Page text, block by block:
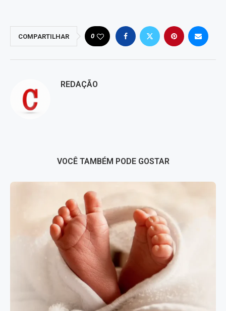
COMPARTILHAR 0
REDAÇÃO
VOCÊ TAMBÉM PODE GOSTAR